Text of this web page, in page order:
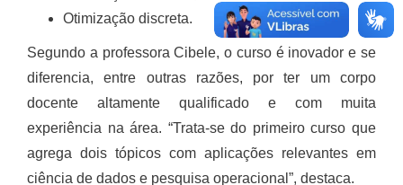
Otimização discreta.
Segundo a professora Cibele, o curso é inovador e se
diferencia, entre outras razões, por ter um corpo
docente altamente qualificado e com muita
experiência na área. “Trata-se do primeiro curso que
agrega dois tópicos com aplicações relevantes em
ciência de dados e pesquisa operacional”, destaca.